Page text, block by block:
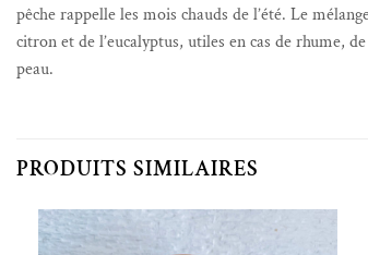
pêche rappelle les mois chauds de l’été. Le
citron et de l’eucalyptus, utiles en cas de rhume,
peau.
PRODUITS SIMILAIRES